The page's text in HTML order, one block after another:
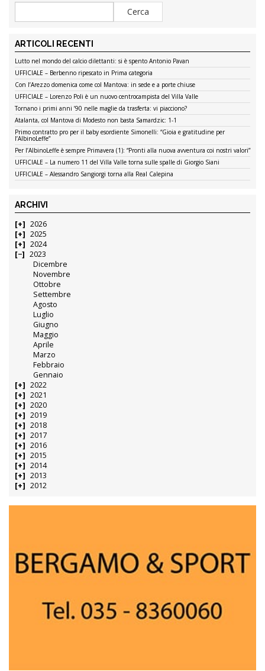
ARTICOLI RECENTI
Lutto nel mondo del calcio dilettanti: si è spento Antonio Pavan
UFFICIALE – Berbenno ripescato in Prima categoria
Con l’Arezzo domenica come col Mantova: in sede e a porte chiuse
UFFICIALE – Lorenzo Poli è un nuovo centrocampista del Villa Valle
Tornano i primi anni ’90 nelle maglie da trasferta: vi piacciono?
Atalanta, col Mantova di Modesto non basta Samardzic: 1-1
Primo contratto pro per il baby esordiente Simonelli: “Gioia e gratitudine per
l’AlbinoLeffe”
Per l’AlbinoLeffe è sempre Primavera (1): “Pronti alla nuova avventura coi nostri valori”
UFFICIALE – La numero 11 del Villa Valle torna sulle spalle di Giorgio Siani
UFFICIALE – Alessandro Sangiorgi torna alla Real Calepina
ARCHIVI
2026
2025
2024
2023
Dicembre
Novembre
Ottobre
Settembre
Agosto
Luglio
Giugno
Maggio
Aprile
Marzo
Febbraio
Gennaio
2022
2021
2020
2019
2018
2017
2016
2015
2014
2013
2012